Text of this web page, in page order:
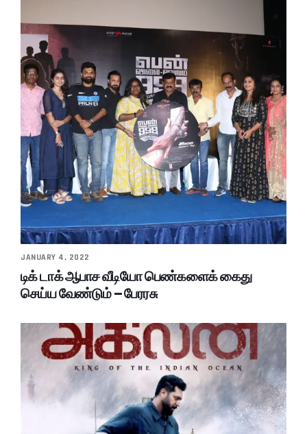
JANUARY 4, 2022
டிக் டாக் ஆபாச வீடியோ பெண்களைக் கைது
செய்ய வேண்டும் – பேரரசு